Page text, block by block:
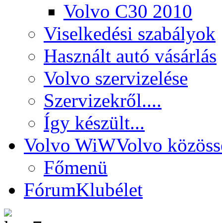
Volvo C30 2010
Viselkedési szabályok
Használt autó vásárlás
Volvo szervizelése
Szervizekről....
Így készült...
Volvo WiWVolvo
Főmenü
FórumKlubélet